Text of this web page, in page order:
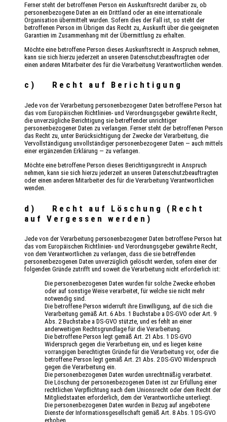
Ferner steht der betroffenen Person ein Auskunftsrecht darüber zu, ob
personenbezogene Daten an ein Drittland oder an eine internationale
Organisation übermittelt wurden. Sofern dies der Fall ist, so steht der
betroffenen Person im Übrigen das Recht zu, Auskunft über die geeigneten
Garantien im Zusammenhang mit der Übermittlung zu erhalten.
Möchte eine betroffene Person dieses Auskunftsrecht in Anspruch nehmen,
kann sie sich hierzu jederzeit an unseren Datenschutzbeauftragten oder
einen anderen Mitarbeiter des für die Verarbeitung Verantwortlichen wenden.
c) Recht auf Berichtigung
Jede von der Verarbeitung personenbezogener Daten betroffene Person hat
das vom Europäischen Richtlinien- und Verordnungsgeber gewährte Recht,
die unverzügliche Berichtigung sie betreffender unrichtiger
personenbezogener Daten zu verlangen. Ferner steht der betroffenen Person
das Recht zu, unter Berücksichtigung der Zwecke der Verarbeitung, die
Vervollständigung unvollständiger personenbezogener Daten — auch mittels
einer ergänzenden Erklärung — zu verlangen.
Möchte eine betroffene Person dieses Berichtigungsrecht in Anspruch
nehmen, kann sie sich hierzu jederzeit an unseren Datenschutzbeauftragten
oder einen anderen Mitarbeiter des für die Verarbeitung Verantwortlichen
wenden.
d) Recht auf Löschung (Recht
auf Vergessen werden)
Jede von der Verarbeitung personenbezogener Daten betroffene Person hat
das vom Europäischen Richtlinien- und Verordnungsgeber gewährte Recht,
von dem Verantwortlichen zu verlangen, dass die sie betreffenden
personenbezogenen Daten unverzüglich gelöscht werden, sofern einer der
folgenden Gründe zutrifft und soweit die Verarbeitung nicht erforderlich ist:
Die personenbezogenen Daten wurden für solche Zwecke erhoben
oder auf sonstige Weise verarbeitet, für welche sie nicht mehr
notwendig sind.
Die betroffene Person widerruft ihre Einwilligung, auf die sich die
Verarbeitung gemäß Art. 6 Abs. 1 Buchstabe a DS-GVO oder Art. 9
Abs. 2 Buchstabe a DS-GVO stützte, und es fehlt an einer
anderweitigen Rechtsgrundlage für die Verarbeitung.
Die betroffene Person legt gemäß Art. 21 Abs. 1 DS-GVO
Widerspruch gegen die Verarbeitung ein, und es liegen keine
vorrangigen berechtigten Gründe für die Verarbeitung vor, oder die
betroffene Person legt gemäß Art. 21 Abs. 2 DS-GVO Widerspruch
gegen die Verarbeitung ein.
Die personenbezogenen Daten wurden unrechtmäßig verarbeitet.
Die Löschung der personenbezogenen Daten ist zur Erfüllung einer
rechtlichen Verpflichtung nach dem Unionsrecht oder dem Recht der
Mitgliedstaaten erforderlich, dem der Verantwortliche unterliegt.
Die personenbezogenen Daten wurden in Bezug auf angebotene
Dienste der Informationsgesellschaft gemäß Art. 8 Abs. 1 DS-GVO
erhoben.